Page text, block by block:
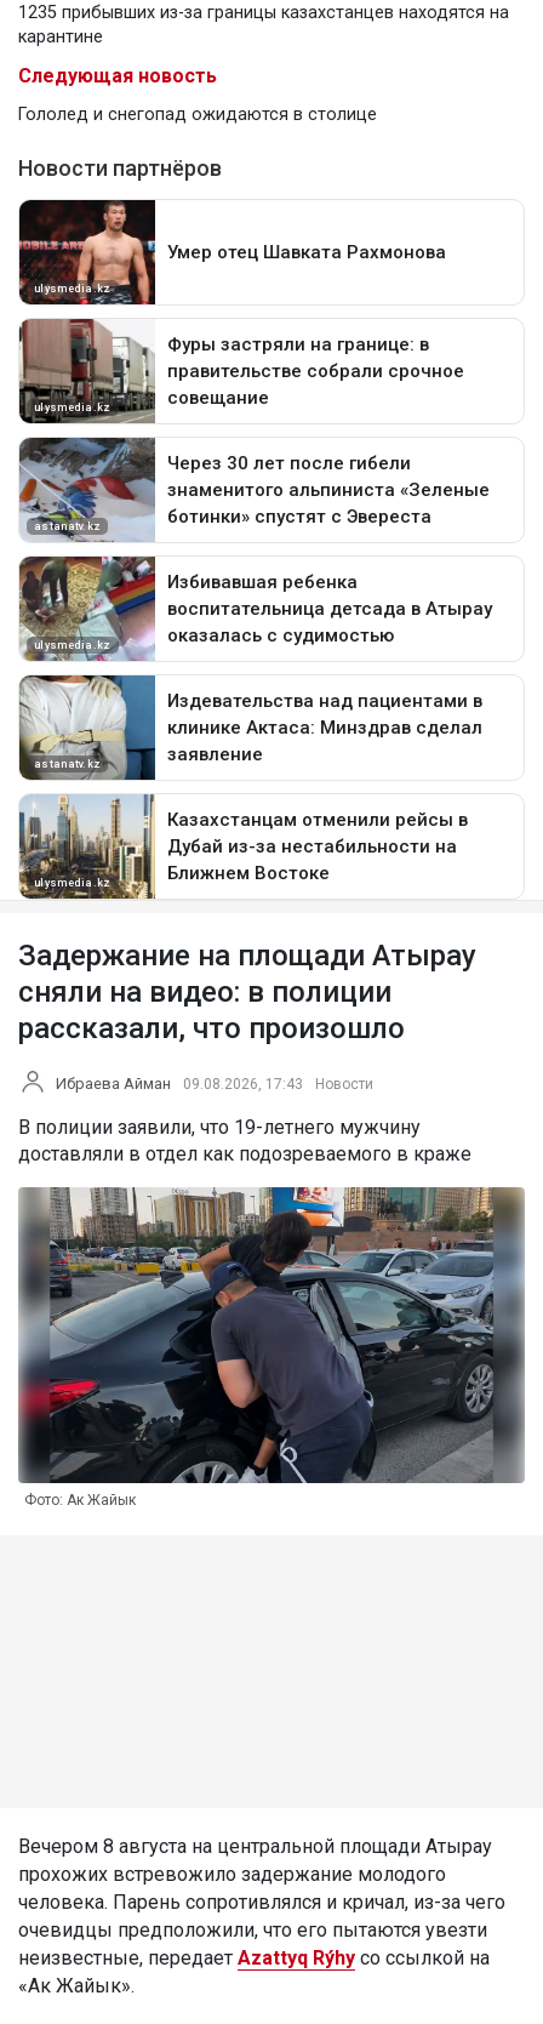
1235 прибывших из-за границы казахстанцев находятся на
карантине
Следующая новость
Гололед и снегопад ожидаются в столице
Задержание на площади Атырау
сняли на видео: в полиции
рассказали, что произошло
Ибраева Айман 09.08.2026, 17:43 Новости
В полиции заявили, что 19-летнего мужчину
доставляли в отдел как подозреваемого в краже
Фото: Ак Жайык
Вечером 8 августа на центральной площади Атырау
прохожих встревожило задержание молодого
человека. Парень сопротивлялся и кричал, из-за чего
очевидцы предположили, что его пытаются увезти
неизвестные, передает Azattyq Rýhy со ссылкой на
«Ак Жайык».